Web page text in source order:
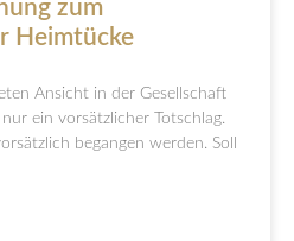
zum
Heimtücke
Ansicht in der Gesellschaft
ein vorsätzlicher Totschlag.
begangen werden. Soll